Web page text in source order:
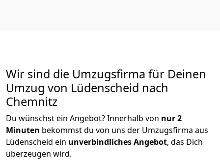
Wir sind die Umzugsfirma für Deinen
Umzug von Lüdenscheid nach
Chemnitz
Du wünschst ein Angebot? Innerhalb von nur 2
Minuten bekommst du von uns der Umzugsfirma aus
Lüdenscheid ein unverbindliches Angebot, das Dich
überzeugen wird.